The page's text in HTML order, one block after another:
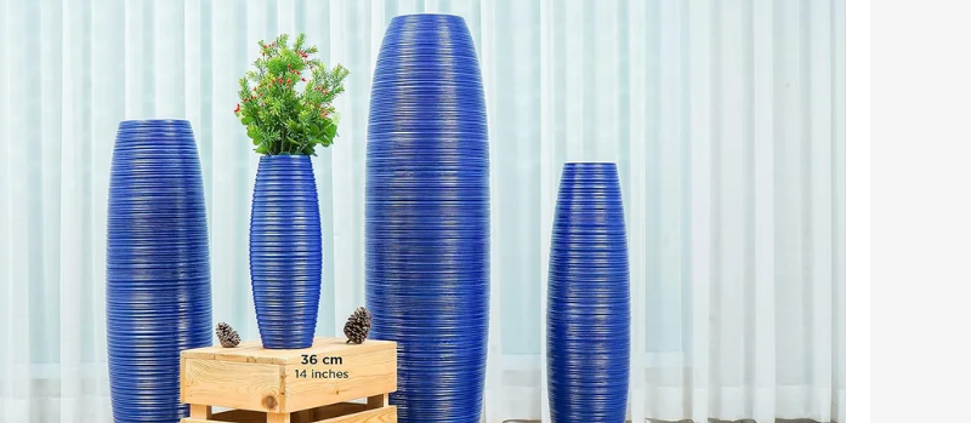
DEKORATIVNÍ VÁZA HNĚDÁ VYSOKÁ DŘEVĚNÁ DEKORATIVNÍ VÁZA
BARELOVÁ BÍLÁ STRUKTURA
1 900 Kč